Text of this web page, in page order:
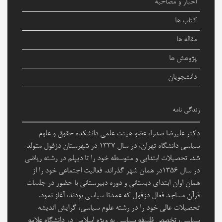
اخبار و مصاحبه
کتاب ها
مقاله ها
پژوهش ها
دانشجویان
زندگی نامه
دکتر علیرضا صدرا، عضو هیئت علمی دانشکده حقوق و علوم
سیاسی دانشگاه تهران، در سال ۱۳۳۷ در شهرستان دزفول متولد
شد. تحصیلات ابتدایی و متوسطه خود را تا دیپلم در رشته ریاضی
در سال ۱۳۵۶در همان شهر گذراند. فعالیت اجتماعی خود را از
همان اوان ابتدای دبستانی و دوره دبیرستانی با حضور در جلسات
قرآن مساجد فعال دزفول که عمدتا سیاسی بودند، آغاز نمود.
تحصیلات عالی خود را در رشته علوم سیاسی، گرایش اندیشه